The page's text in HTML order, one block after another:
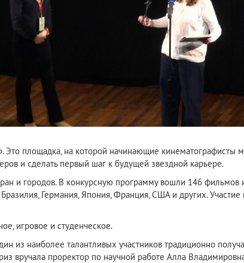
площадка, на которой начинающие кинематографисты
и сделать первый шаг к будущей звездной карьере.
и городов. В конкурсную программу вошли 146 фильмов
Германия, Япония, Франция, США и других. Участие
игровое и студенческое.
из наиболее талантливых участников традиционно
вручала проректор по научной работе Алла